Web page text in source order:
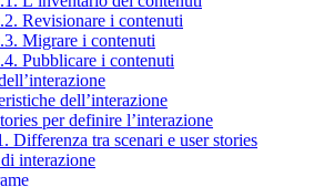
Revisionare i contenuti
Migrare i contenuti
Pubblicare i contenuti
dell’interazione
per definire l’interazione
Differenza tra scenari e user stories
interazione